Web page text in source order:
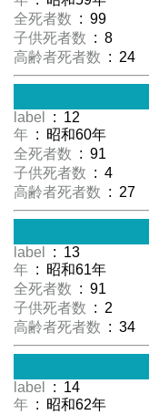
全死者数 : 99
子供死者数 : 8
高齢者死者数 : 24
label
: 12
年 : 昭和60年
全死者数 : 91
子供死者数 : 4
高齢者死者数 : 27
label
: 13
年 : 昭和61年
全死者数 : 91
子供死者数 : 2
高齢者死者数 : 34
label
: 14
年 : 昭和62年